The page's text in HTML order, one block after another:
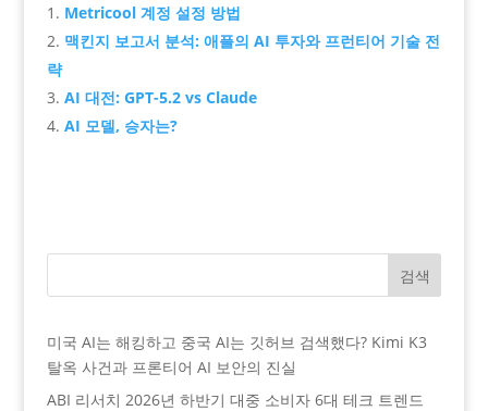
Metricool 계정 설정 방법
맥킨지 보고서 분석: 애플의 AI 투자와 프런티어 기술 전
략
AI 대전: GPT-5.2 vs Claude
AI 모델, 승자는?
검색
미국 AI는 해킹하고 중국 AI는 깃허브 검색했다? Kimi K3
탈옥 사건과 프론티어 AI 보안의 진실
ABI 리서치 2026년 하반기 대중 소비자 6대 테크 트렌드